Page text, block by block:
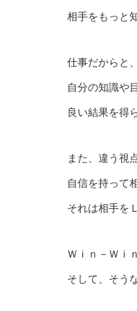
相手をもっと
仕事だからと
自分の知識や
良い結果を得
また、違う視
自信を持って
それは相手を
Ｗｉｎ－Ｗｉ
そして、そう